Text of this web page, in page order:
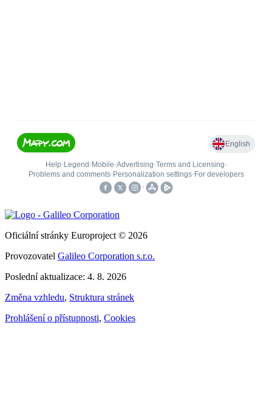
Oficiální stránky Europroject © 2026
Provozovatel Galileo Corporation s.r.o.
Poslední aktualizace: 4. 8. 2026
Změna vzhledu, Struktura stránek
Prohlášení o přístupnosti, Cookies